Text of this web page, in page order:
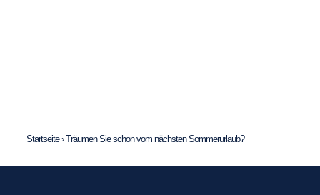
Startseite›Träumen Sie schon vom nächsten Sommerurlaub?